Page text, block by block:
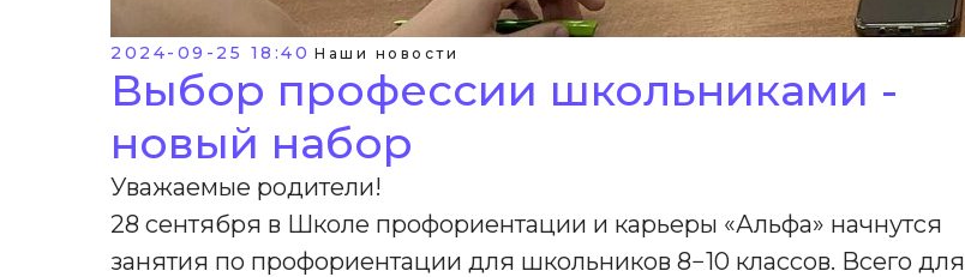
2024-09-25 18:40 Наши новости
Выбор профессии школьниками -
новый набор
Уважаемые родители!
28 сентября в Школе профориентации и карьеры «Альфа» начнутся
занятия по профориентации для школьников 8−10 классов. Всего для